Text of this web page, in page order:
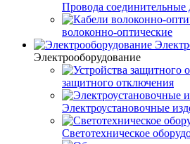
Провода соединительные
волоконно-оптические
Электрооборудование
защитного отключения
Электроустановочные
Светотехническое